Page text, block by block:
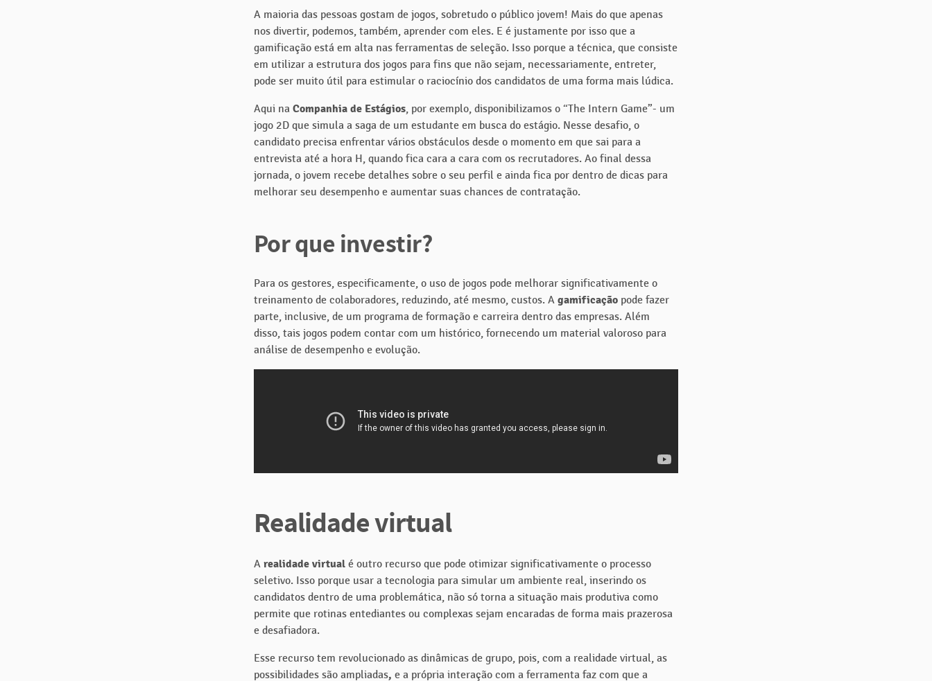
A maioria das pessoas gostam de jogos, sobretudo o público jovem! Mais do que apenas
nos divertir, podemos, também, aprender com eles. E é justamente por isso que a
gamificação está em alta nas ferramentas de seleção. Isso porque a técnica, que consiste
em utilizar a estrutura dos jogos para fins que não sejam, necessariamente, entreter,
pode ser muito útil para estimular o raciocínio dos candidatos de uma forma mais lúdica.
Aqui na Companhia de Estágios, por exemplo, disponibilizamos o “The Intern Game”- um
jogo 2D que simula a saga de um estudante em busca do estágio. Nesse desafio, o
candidato precisa enfrentar vários obstáculos desde o momento em que sai para a
entrevista até a hora H, quando fica cara a cara com os recrutadores. Ao final dessa
jornada, o jovem recebe detalhes sobre o seu perfil e ainda fica por dentro de dicas para
melhorar seu desempenho e aumentar suas chances de contratação.
Por que investir?
Para os gestores, especificamente, o uso de jogos pode melhorar significativamente o
treinamento de colaboradores, reduzindo, até mesmo, custos. A gamificaçãopode fazer
parte, inclusive, de um programa de formação e carreira dentro das empresas. Além
disso, tais jogos podem contar com um histórico, fornecendo um material valoroso para
análise de desempenho e evolução.
Realidade virtual
A realidade virtualé outro recurso que pode otimizar significativamente o processo
seletivo. Isso porque usar a tecnologia para simular um ambiente real, inserindo os
candidatos dentro de uma problemática, não só torna a situação mais produtiva como
permite que rotinas entediantes ou complexas sejam encaradas de forma mais prazerosa
e desafiadora.
Esse recurso tem revolucionado as dinâmicas de grupo, pois, com a realidade virtual, as
possibilidades são ampliadas, e a própria interação com a ferramenta faz com que a